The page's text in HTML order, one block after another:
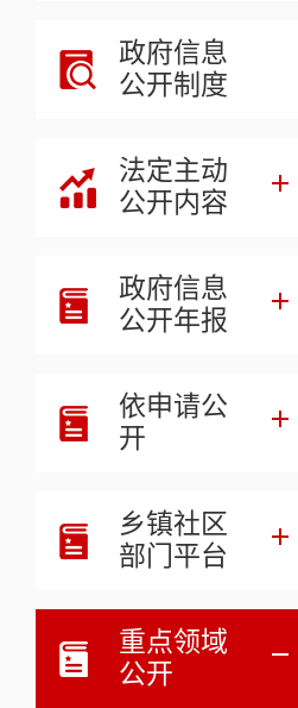
政府信息
公开制度
法定主动
公开内容
政府信息
公开年报
依申请公
开
乡镇社区
部门平台
重点领域
公开